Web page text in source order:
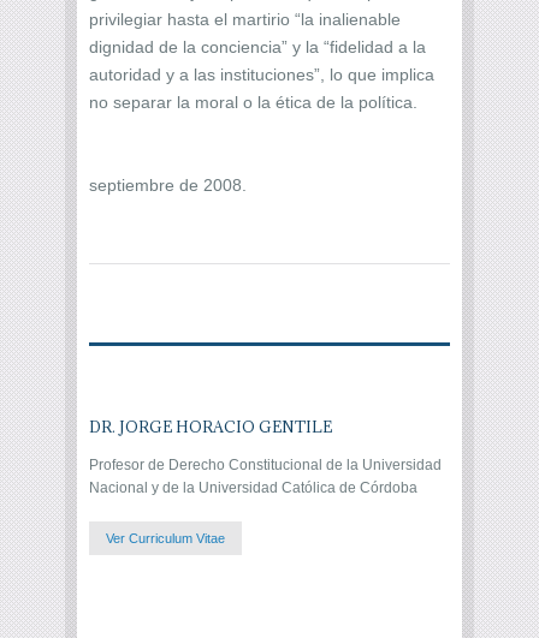
privilegiar hasta el martirio “la inalienable
dignidad de la conciencia” y la “fidelidad a la
autoridad y a las instituciones”, lo que implica
no separar la moral o la ética de la política.
septiembre de 2008.
DR. JORGE HORACIO GENTILE
Profesor de Derecho Constitucional de la Universidad
Nacional y de la Universidad Católica de Córdoba
Ver Curriculum Vitae